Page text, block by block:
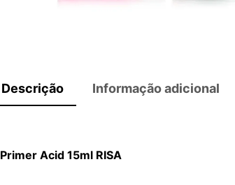
Descrição Informação adicional
Primer Acid 15ml RISA